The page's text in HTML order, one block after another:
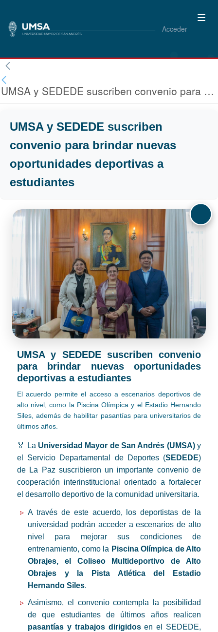
Acceder
UMSA y SEDEDE suscriben convenio para brindar nuevas oportunidades deportivas a estudiantes
UMSA y SEDEDE suscriben
convenio para brindar nuevas
oportunidades deportivas a
estudiantes
UMSA y SEDEDE suscriben convenio
para brindar nuevas oportunidades
deportivas a estudiantes
El acuerdo permite el acceso a escenarios deportivos de
alto nivel, como la Piscina Olímpica y el Estadio Hernando
Siles, además de habilitar pasantías para universitarios de
últimos años.
🏅 La Universidad Mayor de San Andrés (UMSA)y
el Servicio Departamental de Deportes (SEDEDE)
de La Paz suscribieron un importante convenio de
cooperación interinstitucional orientado a fortalecer
el desarrollo deportivo de la comunidad universitaria.
A través de este acuerdo, los deportistas de la
universidad podrán acceder a escenarios de alto
nivel para mejorar sus condiciones de
entrenamiento, como la Piscina Olímpica de Alto
Obrajes, el Coliseo Multideportivo de Alto
Obrajes y la Pista Atlética del Estadio
Hernando Siles.
Asimismo, el convenio contempla la posibilidad
de que estudiantes de últimos años realicen
pasantías y trabajos dirigidosen el SEDEDE,